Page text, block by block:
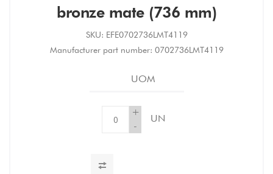
bronze mate (736 mm)
SKU: EFE0702736LMT4119
Manufacturer part number: 0702736LMT4119
UOM
+
-
UN